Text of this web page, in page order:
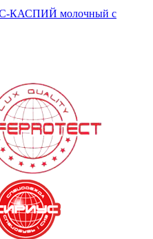
КАСПИЙ молочный с